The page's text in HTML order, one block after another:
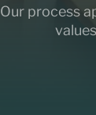
Our process